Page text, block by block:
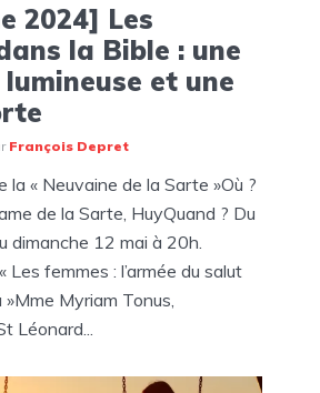
2024] Les
la Bible : une
lumineuse et une
François Depret
la « Neuvaine de la Sarte »Où ?
de la Sarte, HuyQuand ? Du
dimanche 12 mai à 20h.
Les femmes : l’armée du salut
»Mme Myriam Tonus,
Léonard...